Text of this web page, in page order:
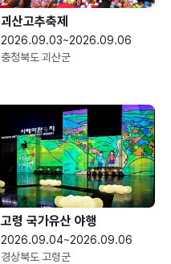
괴산고추축제
2026.09.03~2026.09.06
충청북도 괴산군
고령 국가유산 야행
2026.09.04~2026.09.06
경상북도 고령군